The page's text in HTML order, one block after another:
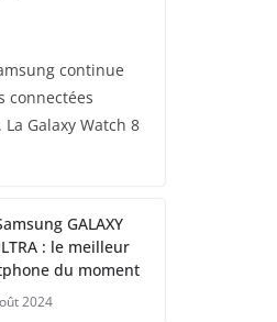
continue
connectées
Galaxy Watch 8
GALAXY
: le meilleur
du moment
2024